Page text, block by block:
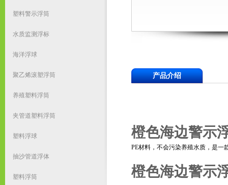
塑料警示浮筒
水质监测浮标
海洋浮球
聚乙烯滚塑浮筒
养殖塑料浮筒
夹管道塑料浮筒
塑料浮球
抽沙管道浮体
塑料浮筒
产品介绍
橙色海边警示
PE材料，不会污染养殖水质，是一
橙色海边警示